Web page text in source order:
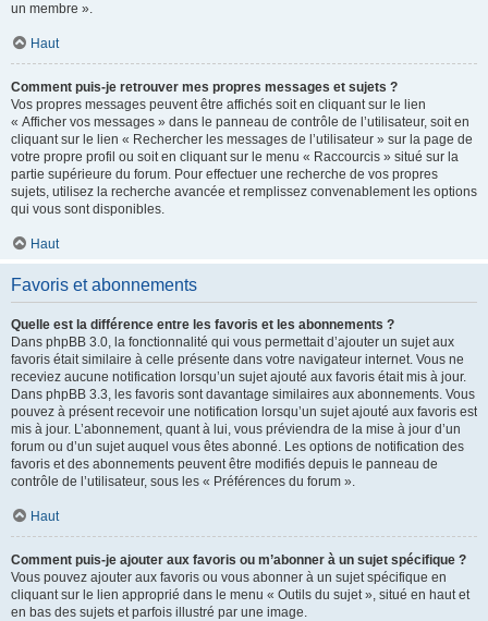
un membre ».
Haut
Comment puis-je retrouver mes propres messages et sujets ?
Vos propres messages peuvent être affichés soit en cliquant sur le lien
« Afficher vos messages » dans le panneau de contrôle de l’utilisateur, soit en
cliquant sur le lien « Rechercher les messages de l’utilisateur » sur la page de
votre propre profil ou soit en cliquant sur le menu « Raccourcis » situé sur la
partie supérieure du forum. Pour effectuer une recherche de vos propres
sujets, utilisez la recherche avancée et remplissez convenablement les options
qui vous sont disponibles.
Haut
Favoris et abonnements
Quelle est la différence entre les favoris et les abonnements ?
Dans phpBB 3.0, la fonctionnalité qui vous permettait d’ajouter un sujet aux
favoris était similaire à celle présente dans votre navigateur internet. Vous ne
receviez aucune notification lorsqu’un sujet ajouté aux favoris était mis à jour.
Dans phpBB 3.3, les favoris sont davantage similaires aux abonnements. Vous
pouvez à présent recevoir une notification lorsqu’un sujet ajouté aux favoris est
mis à jour. L’abonnement, quant à lui, vous préviendra de la mise à jour d’un
forum ou d’un sujet auquel vous êtes abonné. Les options de notification des
favoris et des abonnements peuvent être modifiés depuis le panneau de
contrôle de l’utilisateur, sous les « Préférences du forum ».
Haut
Comment puis-je ajouter aux favoris ou m’abonner à un sujet spécifique ?
Vous pouvez ajouter aux favoris ou vous abonner à un sujet spécifique en
cliquant sur le lien approprié dans le menu « Outils du sujet », situé en haut et
en bas des sujets et parfois illustré par une image.